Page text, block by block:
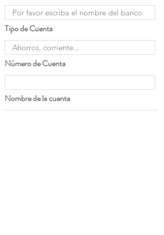
Tipo de Cuenta
Número de Cuenta
Nombre de la cuenta